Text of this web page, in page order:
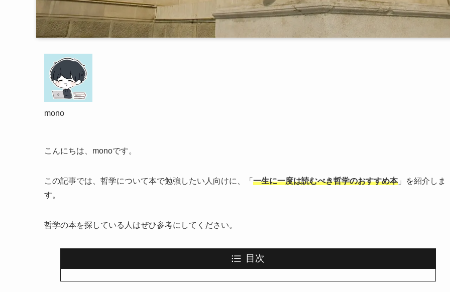
mono
こんにちは、monoです。
この記事では、哲学について本で勉強したい人向けに、「 一生に一度は読むべき哲学のおすすめ本」を紹介しま
す。
哲学の本を探している人はぜひ参考にしてください。
目次